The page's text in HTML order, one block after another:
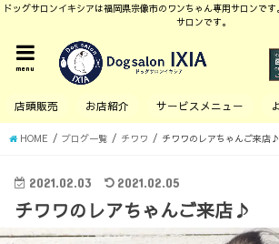
ドッグサロンイキシアは福岡県宗像市のワンちゃん専用サロンで
サロンです。
menu
店頭販売 お店紹介 サービスメニュー
HOME ブログ一覧 チワワ チワワのレアちゃんご来店♪
2021.02.03 2021.02.05
チワワのレアちゃんご来店♪